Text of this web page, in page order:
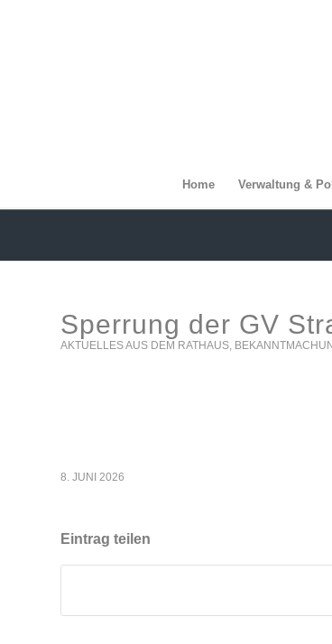
Home Verwaltung &
Sperrung der GV
AKTUELLES AUS DEM RATHAUS,
8. JUNI 2026
Eintrag teilen